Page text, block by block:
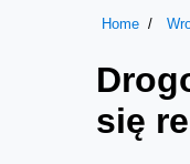
Home
się